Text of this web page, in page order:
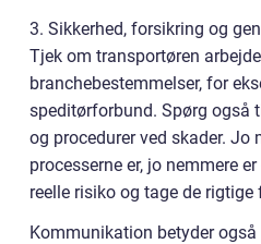
3. Sikkerhed, forsikring og
Tjek om transportøren
branchebestemmelser, for
speditørforbund. Spørg også
og procedurer ved skader. Jo
processerne er, jo nemmere
reelle risiko og tage de rigtige
Kommunikation betyder